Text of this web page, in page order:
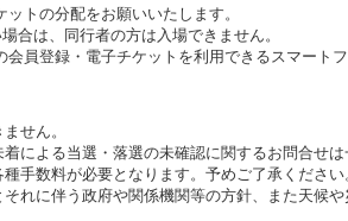
トの分配をお願いいたします。
合は、同行者の方は入場できません。
員登録・電子チケットを利用できるスマートフ
せん。
による当選・落選の未確認に関するお問合せは
手数料が必要となります。予めご了承ください。
れに伴う政府や関係機関等の方針、また天候